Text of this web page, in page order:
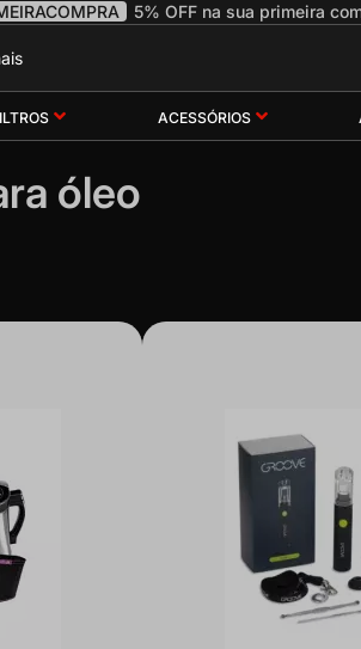
5% OFF na sua primeira
ACESSÓRIOS
óleo